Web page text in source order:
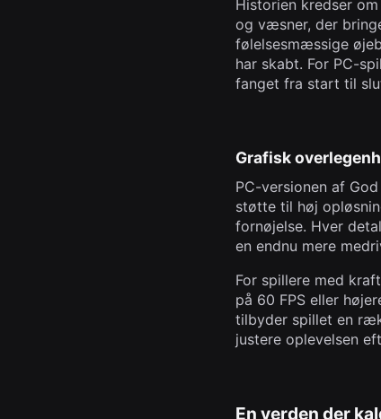
Historien kredser
og væsner, der
følelsesmæssige
har skabt. For PC-
fanget fra start til
Grafisk
PC-versionen af
støtte til høj
fornøjelse. Hver
en endnu mere
For spillere med
på 60 FPS eller
tilbyder spillet en
justere oplevelsen
En verden der